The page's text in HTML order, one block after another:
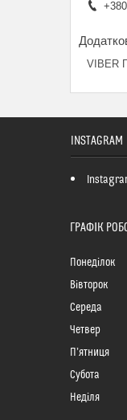
VIBER
INSTAGRAM
ГРАФІК
Понеділок
Вівторок
Середа
Четвер
Пʼятниця
Субота
Неділя